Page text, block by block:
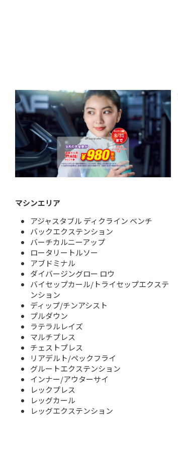
マシンエリア
アジャスタブル ディクライン ベンチ
バックエクステンション
バーチカルニーアップ
ロータリートルソー
アブドミナル
ダイバージングロー ロウ
バイセップカール/トライセップエクステ
ンション
ディップ/チンアシスト
プルダウン
ラテラルレイズ
マルチプレス
チェストプレス
リアデルト/ペックフライ
グルートエクステンション
インナー/アウターサイ
レックプレス
レッグカール
レッグエクステンション